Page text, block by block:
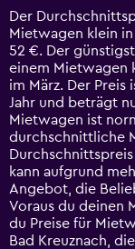
14
categories.
The
chart
has
1
Y
axis
displaying
values.
Range:
0
to
120.
Der
Mietwagen klein
52 €. Der
einem Mietwagen
im März. Der Preis
Jahr und beträgt
Mietwagen ist
durchschnittliche
kann aufgrund
Angebot, die
Voraus du deinen
du Preise für
Bad Kreuznach,